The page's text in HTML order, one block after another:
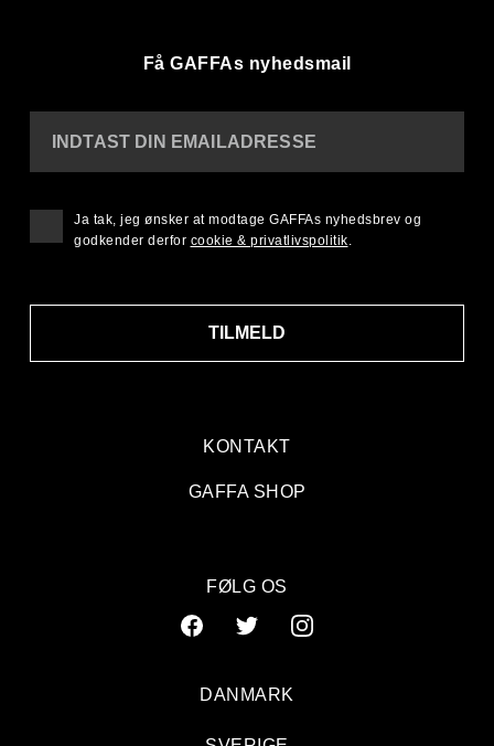
Få GAFFAs nyhedsmail
KONTAKT
GAFFA SHOP
INDTAST DIN EMAILADRESSE
TILMELD
Ja tak, jeg ønsker at modtage GAFFAs nyhedsbrev og
godkender derfor cookie & privatlivspolitik.
FØLG OS
DANMARK